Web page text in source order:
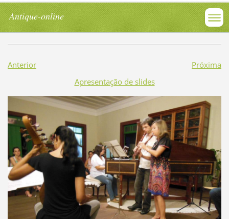
Antique-online
Anterior
Próxima
Apresentação de slides